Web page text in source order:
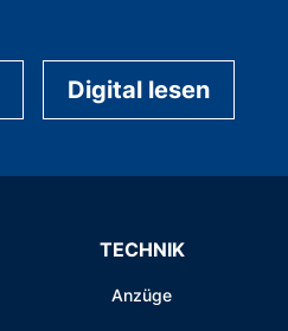
Digital lesen
TECHNIK
Anzüge